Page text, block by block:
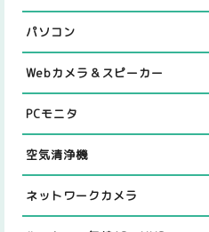
パソコン
Webカメラ＆スピーカー
PCモニタ
空気清浄機
ネットワークカメラ